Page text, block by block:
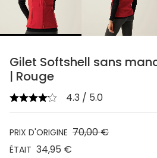
Gilet Softshell sans
| Rouge
4.3 / 5.0
PRIX D'ORIGINE 70,00 €
ÉTAIT 34,95 €